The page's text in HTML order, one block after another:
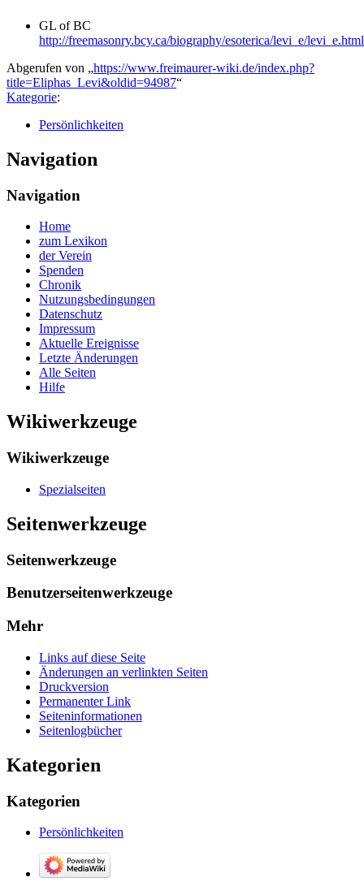
GL of BC
http://freemasonry.bcy.ca/biography/esoterica/levi_e/levi_e.html
Abgerufen von „https://www.freimaurer-wiki.de/index.php?
title=Eliphas_Levi&oldid=94987“
Kategorie:
Persönlichkeiten
Navigation
Navigation
Home
zum Lexikon
der Verein
Spenden
Chronik
Nutzungsbedingungen
Datenschutz
Impressum
Aktuelle Ereignisse
Letzte Änderungen
Alle Seiten
Hilfe
Wikiwerkzeuge
Wikiwerkzeuge
Spezialseiten
Seitenwerkzeuge
Seitenwerkzeuge
Benutzerseitenwerkzeuge
Mehr
Links auf diese Seite
Änderungen an verlinkten Seiten
Druckversion
Permanenter Link
Seiten­­informationen
Seitenlogbücher
Kategorien
Kategorien
Persönlichkeiten